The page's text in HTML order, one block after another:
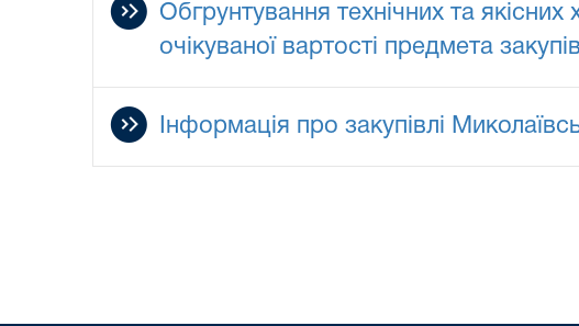
Обгрунтування технічних та
очікуваної вартості предмета
Інформація про закупівлі